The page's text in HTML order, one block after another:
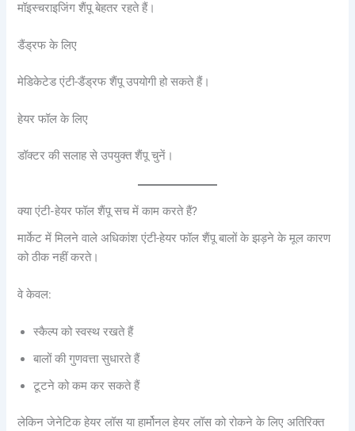
मॉइस्चराइजिंग शैंपू बेहतर रहते हैं।
डैंड्रफ के लिए
मेडिकेटेड एंटी-डैंड्रफ शैंपू उपयोगी हो सकते हैं।
हेयर फॉल के लिए
डॉक्टर की सलाह से उपयुक्त शैंपू चुनें।
क्या एंटी-हेयर फॉल शैंपू सच में काम करते हैं?
मार्केट में मिलने वाले अधिकांश एंटी-हेयर फॉल शैंपू बालों के झड़ने के मूल कारण
को ठीक नहीं करते।
वे केवल:
स्कैल्प को स्वस्थ रखते हैं
बालों की गुणवत्ता सुधारते हैं
टूटने को कम कर सकते हैं
लेकिन जेनेटिक हेयर लॉस या हार्मोनल हेयर लॉस को रोकने के लिए अतिरिक्त